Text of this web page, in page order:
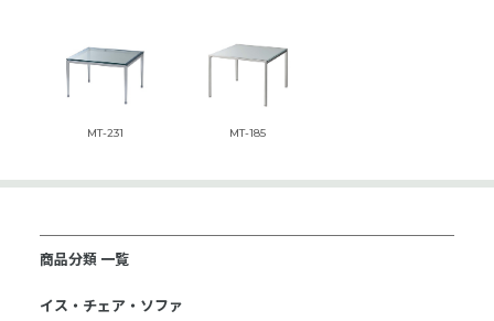
MT-231 MT-185
商品分類 一覧
イス・チェア・ソファ